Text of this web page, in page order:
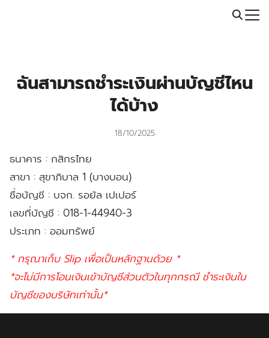
Call: 064-246-5614 | Line: @thaiprintshop
ฉันสามารถชำระเงินผ่านบัญชีไหน
ได้บ้าง
18/10/2025
ธนาคาร : กสิกรไทย
สาขา : สุขาภิบาล 1 (บางบอน)
ชื่อบัญชี : บจก. รอยัล เปเปอร์
เลขที่บัญชี : 018-1-44940-3
ประเภท : ออมทรัพย์
* กรุณาเก็บ Slip เพื่อเป็นหลักฐานด้วย *
*จะไม่มีการโอนเงินเข้าบัญชีส่วนตัวในทุกกรณี ชำระเงินใน
บัญชีของบริษัทเท่านั้น*